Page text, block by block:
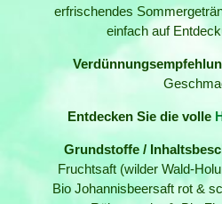
erfrischendes
einfach auf
Entdecken Sie die volle
Grundstoffe /
Fruchtsaft (wilder Wald-
Bio Johannisbeersaft rot &